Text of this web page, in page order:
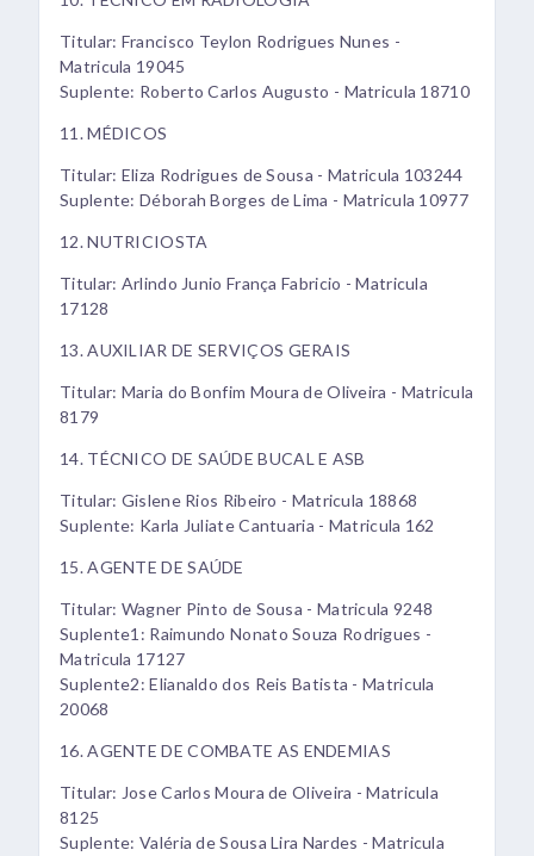
Titular: Francisco Teylon Rodrigues Nunes -
Matricula 19045
Suplente: Roberto Carlos Augusto - Matricula 18710
11. MÉDICOS
Titular: Eliza Rodrigues de Sousa - Matricula 103244
Suplente: Déborah Borges de Lima - Matricula 10977
12. NUTRICIOSTA
Titular: Arlindo Junio França Fabricio - Matricula
17128
13. AUXILIAR DE SERVIÇOS GERAIS
Titular: Maria do Bonfim Moura de Oliveira - Matricula
8179
14. TÉCNICO DE SAÚDE BUCAL E ASB
Titular: Gislene Rios Ribeiro - Matricula 18868
Suplente: Karla Juliate Cantuaria - Matricula 162
15. AGENTE DE SAÚDE
Titular: Wagner Pinto de Sousa - Matricula 9248
Suplente1: Raimundo Nonato Souza Rodrigues -
Matricula 17127
Suplente2: Elianaldo dos Reis Batista - Matricula
20068
16. AGENTE DE COMBATE AS ENDEMIAS
Titular: Jose Carlos Moura de Oliveira - Matricula
8125
Suplente: Valéria de Sousa Lira Nardes - Matricula